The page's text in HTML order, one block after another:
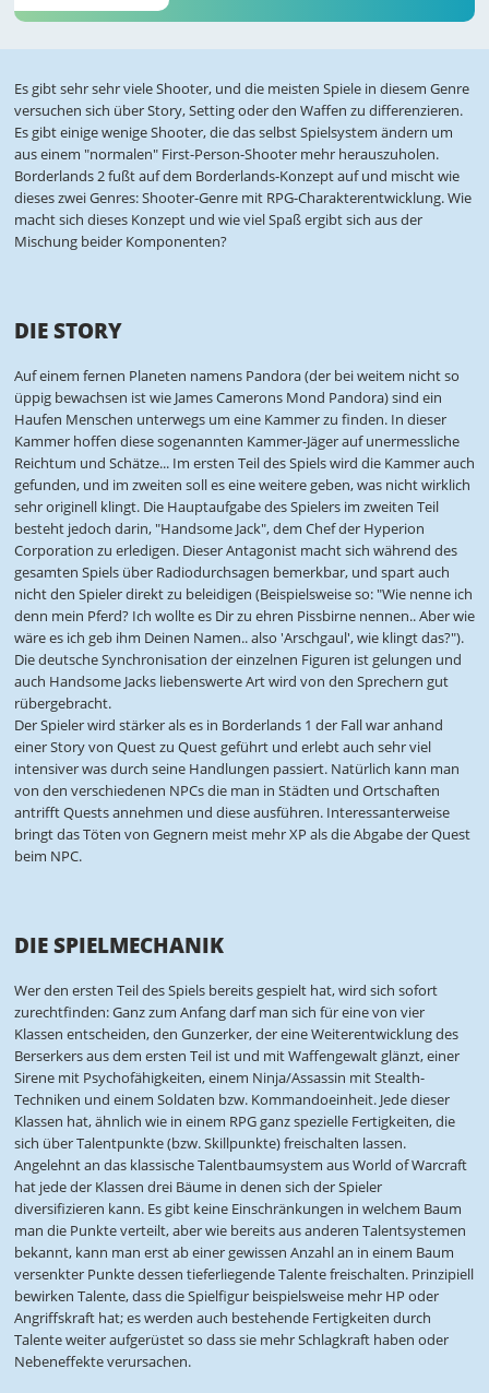
Es gibt sehr sehr viele Shooter, und die meisten Spiele in diesem Genre
versuchen sich über Story, Setting oder den Waffen zu differenzieren.
Es gibt einige wenige Shooter, die das selbst Spielsystem ändern um
aus einem "normalen" First-Person-Shooter mehr herauszuholen.
Borderlands 2 fußt auf dem Borderlands-Konzept auf und mischt wie
dieses zwei Genres: Shooter-Genre mit RPG-Charakterentwicklung. Wie
macht sich dieses Konzept und wie viel Spaß ergibt sich aus der
Mischung beider Komponenten?
DIE STORY
Auf einem fernen Planeten namens Pandora (der bei weitem nicht so
üppig bewachsen ist wie James Camerons Mond Pandora) sind ein
Haufen Menschen unterwegs um eine Kammer zu finden. In dieser
Kammer hoffen diese sogenannten Kammer-Jäger auf unermessliche
Reichtum und Schätze... Im ersten Teil des Spiels wird die Kammer auch
gefunden, und im zweiten soll es eine weitere geben, was nicht wirklich
sehr originell klingt. Die Hauptaufgabe des Spielers im zweiten Teil
besteht jedoch darin, "Handsome Jack", dem Chef der Hyperion
Corporation zu erledigen. Dieser Antagonist macht sich während des
gesamten Spiels über Radiodurchsagen bemerkbar, und spart auch
nicht den Spieler direkt zu beleidigen (Beispielsweise so: "Wie nenne ich
denn mein Pferd? Ich wollte es Dir zu ehren Pissbirne nennen.. Aber wie
wäre es ich geb ihm Deinen Namen.. also 'Arschgaul', wie klingt das?").
Die deutsche Synchronisation der einzelnen Figuren ist gelungen und
auch Handsome Jacks liebenswerte Art wird von den Sprechern gut
rübergebracht.
Der Spieler wird stärker als es in Borderlands 1 der Fall war anhand
einer Story von Quest zu Quest geführt und erlebt auch sehr viel
intensiver was durch seine Handlungen passiert. Natürlich kann man
von den verschiedenen NPCs die man in Städten und Ortschaften
antrifft Quests annehmen und diese ausführen. Interessanterweise
bringt das Töten von Gegnern meist mehr XP als die Abgabe der Quest
beim NPC.
DIE SPIELMECHANIK
Wer den ersten Teil des Spiels bereits gespielt hat, wird sich sofort
zurechtfinden: Ganz zum Anfang darf man sich für eine von vier
Klassen entscheiden, den Gunzerker, der eine Weiterentwicklung des
Berserkers aus dem ersten Teil ist und mit Waffengewalt glänzt, einer
Sirene mit Psychofähigkeiten, einem Ninja/Assassin mit Stealth-
Techniken und einem Soldaten bzw. Kommandoeinheit. Jede dieser
Klassen hat, ähnlich wie in einem RPG ganz spezielle Fertigkeiten, die
sich über Talentpunkte (bzw. Skillpunkte) freischalten lassen.
Angelehnt an das klassische Talentbaumsystem aus World of Warcraft
hat jede der Klassen drei Bäume in denen sich der Spieler
diversifizieren kann. Es gibt keine Einschränkungen in welchem Baum
man die Punkte verteilt, aber wie bereits aus anderen Talentsystemen
bekannt, kann man erst ab einer gewissen Anzahl an in einem Baum
versenkter Punkte dessen tieferliegende Talente freischalten. Prinzipiell
bewirken Talente, dass die Spielfigur beispielsweise mehr HP oder
Angriffskraft hat; es werden auch bestehende Fertigkeiten durch
Talente weiter aufgerüstet so dass sie mehr Schlagkraft haben oder
Nebeneffekte verursachen.